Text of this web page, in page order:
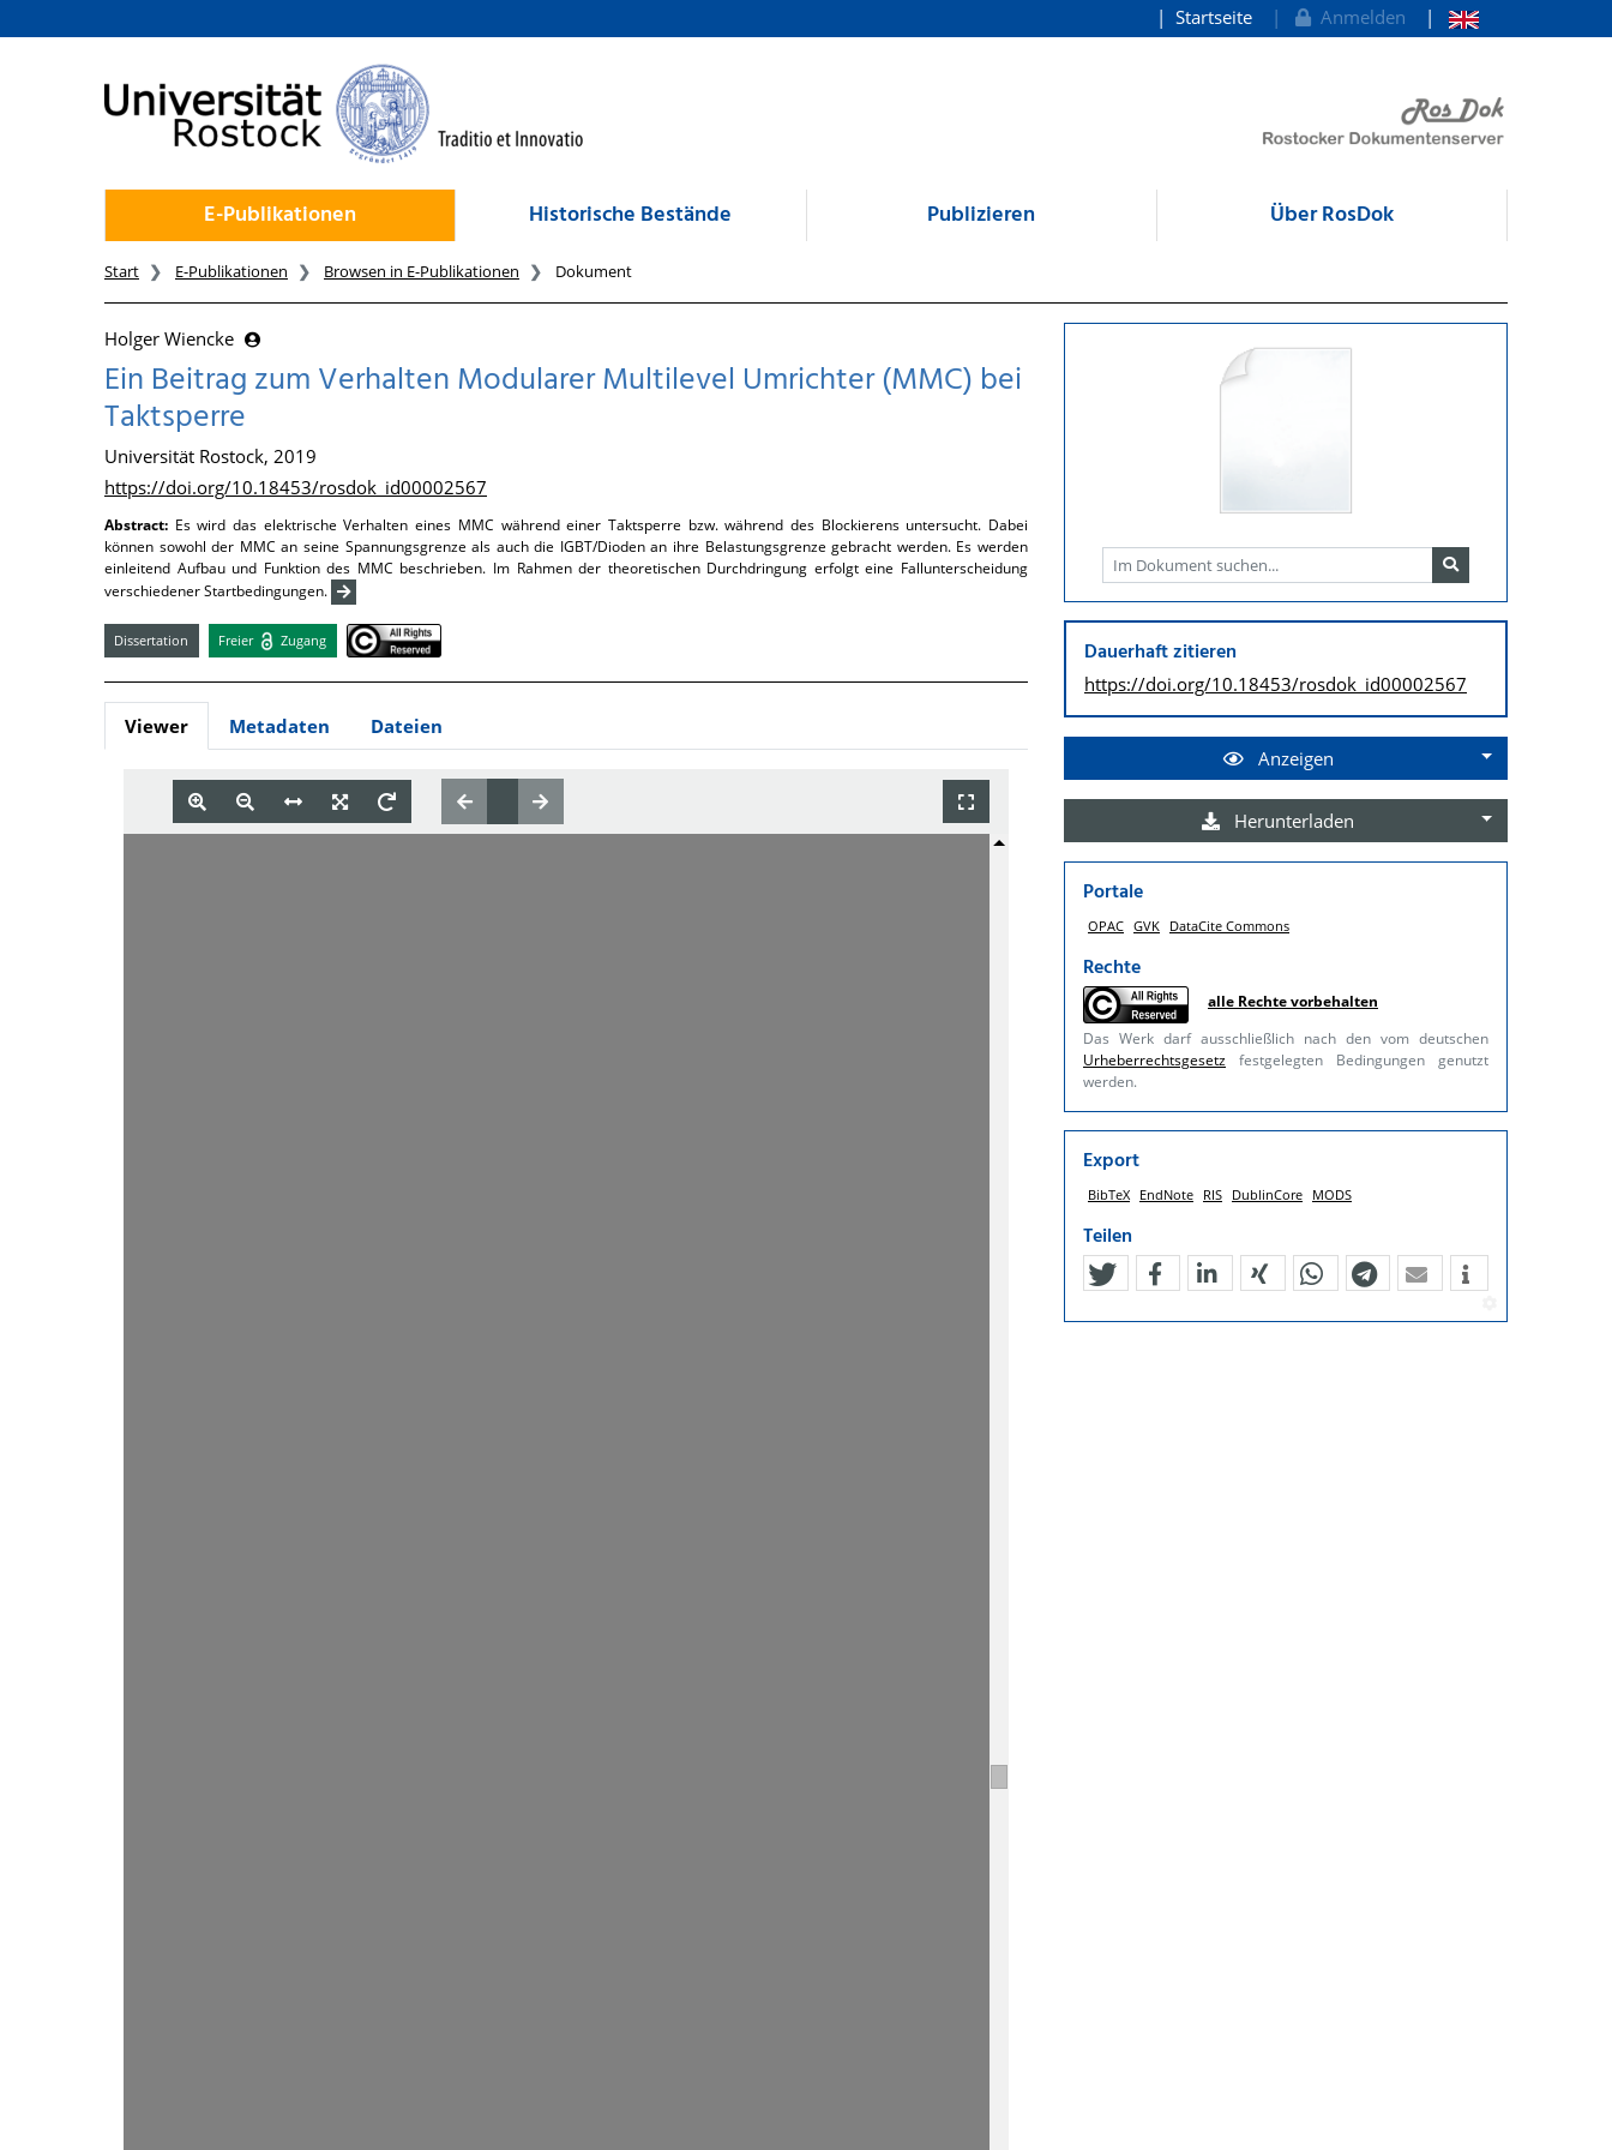
zum Inhalt
Startseite Anmelden
E-Publikationen Historische Bestände Publizieren Über RosDok
Start E-Publikationen Browsen in E-Publikationen Dokument
Holger Wiencke
Ein Beitrag zum Verhalten Modularer Multilevel Umrichter (MMC) bei
Taktsperre
Universität Rostock, 2019
https://doi.org/10.18453/rosdok_id00002567
Abstract: Es wird das elektrische Verhalten eines MMC während einer Taktsperre bzw. während des Blockierens untersucht. Dabei
können sowohl der MMC an seine Spannungsgrenze als auch die IGBT/Dioden an ihre Belastungsgrenze gebracht werden. Es werden
einleitend Aufbau und Funktion des MMC beschrieben. Im Rahmen der theoretischen Durchdringung erfolgt eine Fallunterscheidung
verschiedener Startbedingungen.
Dissertation Freier Zugang
Viewer Metadaten Dateien
Dauerhaft zitieren
https://doi.org/10.18453/rosdok_id00002567
Anzeigen
Herunterladen
Portale
OPAC GVK DataCite Commons
Rechte
alle Rechte vorbehalten
Das Werk darf ausschließlich nach den vom deutschen
Urheberrechtsgesetz festgelegten Bedingungen genutzt
werden.
Export
BibTeX EndNote RIS DublinCore MODS
Teilen